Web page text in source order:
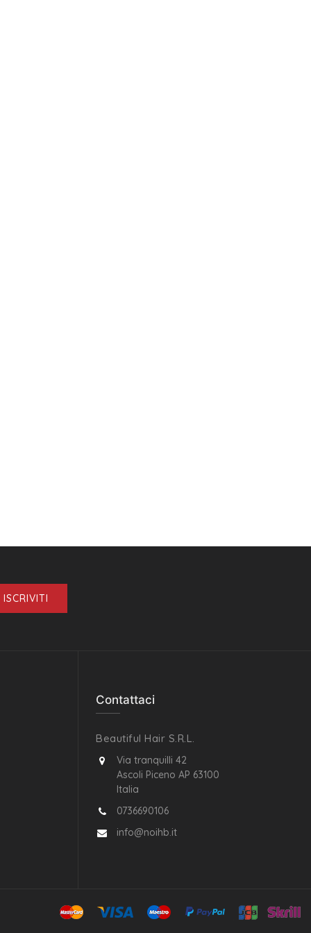
ISCRIVITI
Contattaci
Beautiful Hair S.R.L.
Via tranquilli 42
Ascoli Piceno AP 63100
Italia
0736690106
info@noihb.it